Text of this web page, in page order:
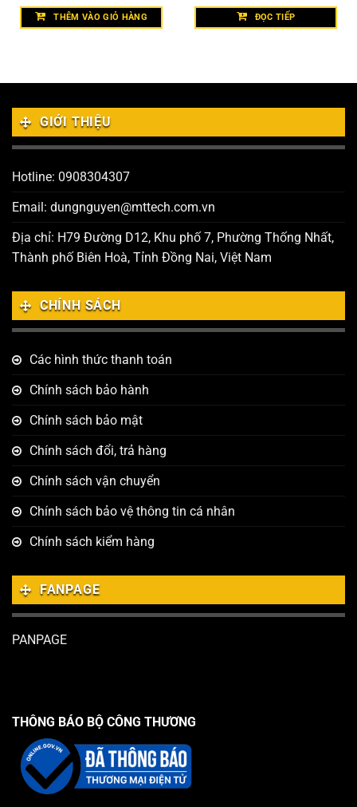
THÊM VÀO GIỎ HÀNG ĐỌC TIẾP
GIỚI THIỆU
Hotline: 0908304307
Email: dungnguyen@mttech.com.vn
Địa chỉ: H79 Đường D12, Khu phố 7, Phường Thống Nhất,
Thành phố Biên Hoà, Tỉnh Đồng Nai, Việt Nam
CHÍNH SÁCH
Các hình thức thanh toán
Chính sách bảo hành
Chính sách bảo mật
Chính sách đổi, trả hàng
Chính sách vận chuyển
Chính sách bảo vệ thông tin cá nhân
Chính sách kiểm hàng
FANPAGE
PANPAGE
THÔNG BÁO BỘ CÔNG THƯƠNG